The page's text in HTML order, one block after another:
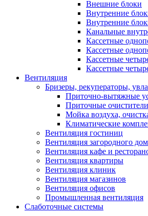
Внешние блоки
Внутренние
Внутренние
Канальные
Кассетные
Кассетные
Кассетные
Кассетные
Вентиляция
Бризеры, рекуператоры,
Приточно-вытяжные
Приточные
Мойка воздуха,
Климатические
Вентиляция гостиниц
Вентиляция загородного
Вентиляция кафе и
Вентиляция квартиры
Вентиляция клиник
Вентиляция магазинов
Вентиляция офисов
Промышленная вентиляция
Слаботочные системы